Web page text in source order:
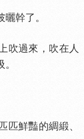
幹了。
過來，吹在人
鮮豔的綢緞、